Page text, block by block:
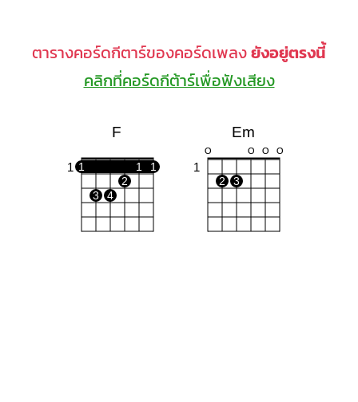
ตารางคอร์ดกีตาร์ของคอร์ดเพลงยังอยู่ตรงนี้
คลิกที่คอร์ดกีต้าร์เพื่อฟังเสียง
F
1 1 1
1
2
3
4
Em
O O O O
1
2 3